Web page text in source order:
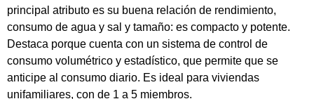
principal atributo es su buena relación de rendimiento,
consumo de agua y sal y tamaño: es compacto y potente.
Destaca porque cuenta con un sistema de control de
consumo volumétrico y estadístico, que permite que se
anticipe al consumo diario. Es ideal para viviendas
unifamiliares, con de 1 a 5 miembros.